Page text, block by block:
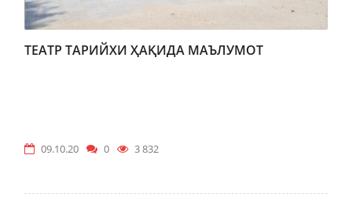
ТЕАТР ТАРИЙХИ ҲАҚИДА МАЪЛУМОТ
09.10.20 0 3 832